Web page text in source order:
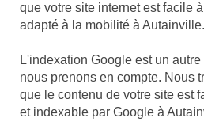
que votre site internet est facile
adapté à la mobilité à Autainville.
L'indexation Google est un
nous prenons en compte. Nous
que le contenu de votre site est
et indexable par Google à